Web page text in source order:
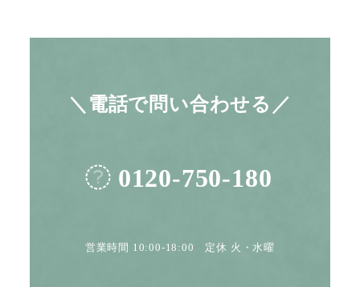
＼電話で問い合わせる／
0120-750-180
営業時間 10:00-18:00 定休 火・水曜